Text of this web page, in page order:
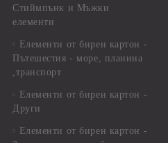
Стиймпънк и Мъжки
елементи
Елементи от бирен картон -
Пътешестия - море, планина
,транспорт
Елементи от бирен картон -
Други
Елементи от бирен картон -